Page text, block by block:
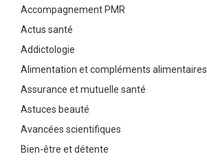
Accompagnement PMR
Actus santé
Addictologie
Alimentation et compléments alimentaires
Assurance et mutuelle santé
Astuces beauté
Avancées scientifiques
Bien-être et détente